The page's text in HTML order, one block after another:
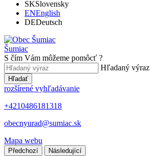
SKSlovensky
ENEnglish
DEDeutsch
Šumiac
S čím Vám môžeme pomôcť ?
Hľadaný výraz
Hľadať
rozšírené vyhľadávanie
+4210486181318
obecnyurad@sumiac.sk
Mapa webu
Předchozí Následující